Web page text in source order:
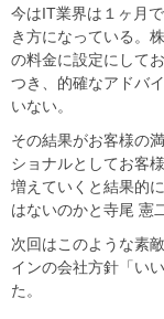
今はIT業界は１ヶ月
き方になっている。
の料金に設定にして
つき、的確なアドバ
いない。
その結果がお客様の
ショナルとしてお客
増えていくと結果的
はないのかと寺尾 憲
次回はこのような素
インの会社方針「い
た。